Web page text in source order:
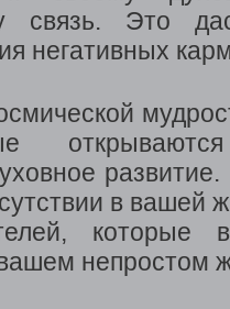
связь. Это
негативных
в вашей
которые
непростом